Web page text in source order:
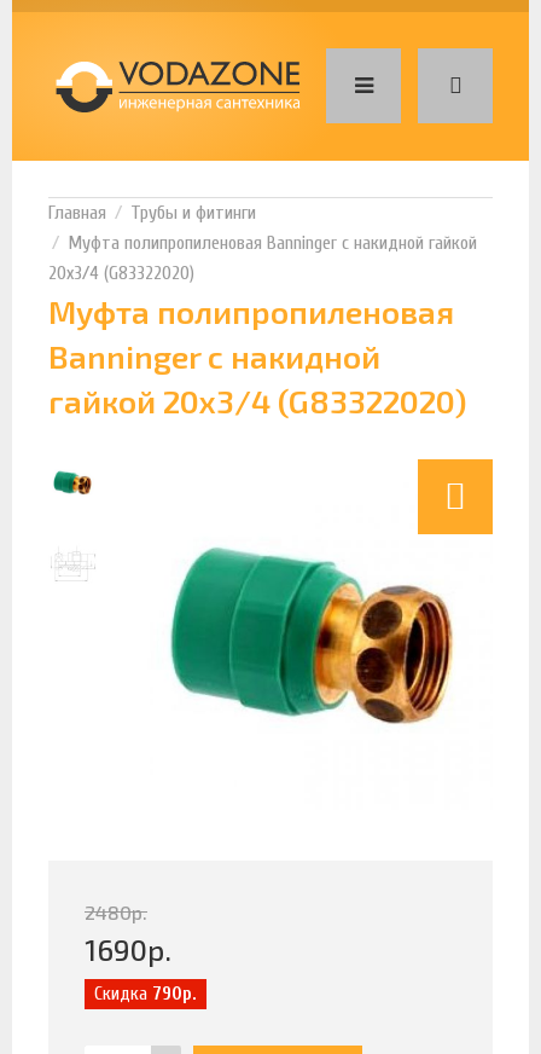
Трубы и фитинги
Муфта полипропиленовая Banninger с накидной гайкой
20х3/4 (G83322020)
Муфта полипропиленовая
Banninger с накидной
гайкой 20х3/4 (G83322020)
2480р.
1690р.
Скидка 790р.